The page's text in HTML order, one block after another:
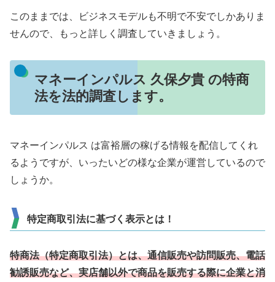
このままでは、ビジネスモデルも不明で不安でしかありま
せんので、もっと詳しく調査していきましょう。
マネーインパルス 久保夕貴 の特商
法を法的調査します。
マネーインパルス は富裕層の稼げる情報を配信してくれ
るようですが、いったいどの様な企業が運営しているので
しょうか。
特定商取引法に基づく表示とは！
特商法（特定商取引法）とは、通信販売や訪問販売、電話
勧誘販売など、実店舗以外で商品を販売する際に企業と消